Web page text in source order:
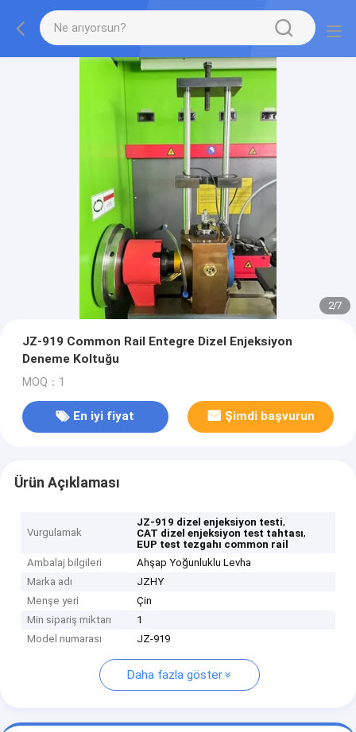
2/7
JZ-919 Common Rail Entegre Dizel Enjeksiyon
Deneme Koltuğu
MOQ：1
En iyi fiyat Şimdi başvurun
Ürün Açıklaması
Vurgulamak
JZ-919 dizel enjeksiyon testi,
CAT dizel enjeksiyon test tahtası,
EUP test tezgahı common rail
Ambalaj bilgileri
Ahşap Yoğunluklu Levha
Marka adı
JZHY
Menşe yeri
Çin
Min sipariş miktarı
1
Model numarası
JZ-919
Daha fazla göster